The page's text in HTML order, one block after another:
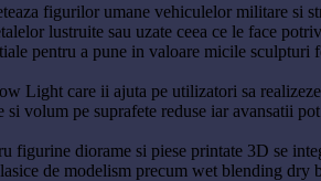
figurilor umane vehiculelor militare si
lustruite sau uzate ceea ce le face
pentru a pune in valoare micile sculpturi
Light care ii ajuta pe utilizatori sa
volum pe suprafete reduse iar avansatii
figurine diorame si piese printate 3D se
de modelism precum wet blending dry